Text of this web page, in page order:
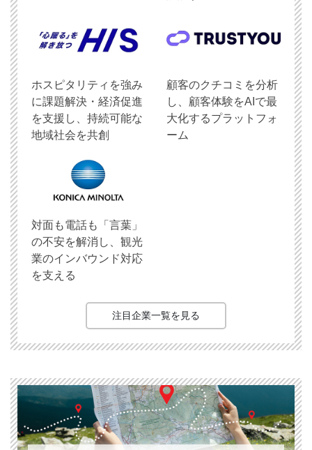
ホスピタリティを強み
に課題解決・経済促進
を支援し、持続可能な
地域社会を共創
顧客のクチコミを分析
し、顧客体験をAIで最
大化するプラットフォ
ーム
対面も電話も「言葉」
の不安を解消し、観光
業のインバウンド対応
を支える
注目企業一覧を見る